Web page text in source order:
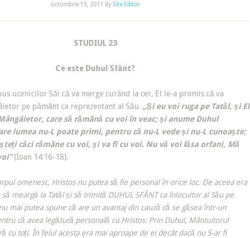
octombrie 19, 2011 By Site Editor
STUDIUL 23
Ce este Duhul Sfânt?
ucenicilor Săi că va merge curând la cer, El le-a promis că va
pe pământ ca reprezentant al Său. „Și eu voi ruga pe Tatăl, și El
care să rămână cu voi în veac; și anume Duhul
lumea nu-L poate primi, pentru că nu-L vede și nu-L cunoaște;
căci rămâne cu voi, și va fi cu voi. Nu vă voi lăsa orfani, Mă
(Ioan 14:16-18).
omenesc, Hristos nu putea să fie personal în orice loc. De aceea era
meargă la Tatăl și să trimită DUHUL SFÂNT ca înlocuitor al Său pe
mai putea spune că are un avantaj din cauză că se găsea într-un
că avea legătură personală cu Hristos. Prin Duhul, Mântuitorul
cu toți. În felul acesta era mai aproape de ei decât dacă nu S-ar fi